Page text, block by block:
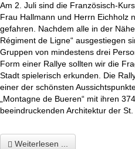
Am 2. Juli sind die Französisch-
Frau Hallmann und Herrn Eichholz
gefahren. Nachdem alle in der
Régiment de Ligne“ ausgestiegen
Gruppen von mindestens drei
Form einer Rallye sollten wir die
Stadt spielerisch erkunden. Die
einer der schönsten
„Montagne de Bueren“ mit ihren
beeindruckenden Architektur der
Weiterlesen ...